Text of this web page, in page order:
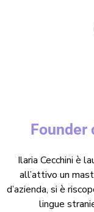
Founder
Ilaria Cecchini è
all’attivo un
d’azienda, si è
lingue